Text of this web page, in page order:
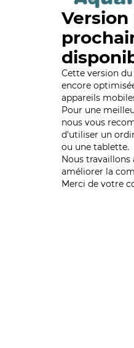
Cette version du
encore
appareils
Pour une
nous vous
d'utiliser un
ou une tablette.
Nous
améliorer la
Merci de votre